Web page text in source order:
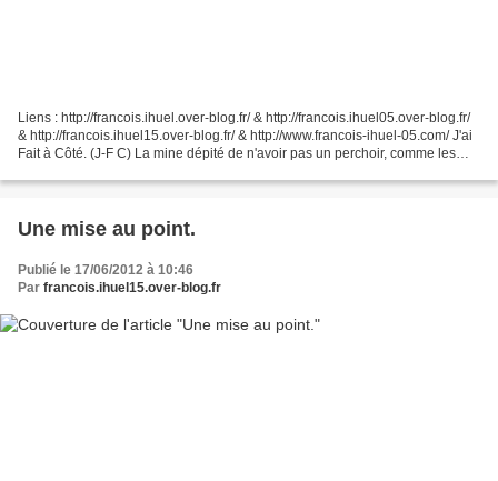
Liens : http://francois.ihuel.over-blog.fr/ & http://francois.ihuel05.over-blog.fr/
& http://francois.ihuel15.over-blog.fr/ & http://www.francois-ihuel-05.com/ J'ai
Fait à Côté. (J-F C) La mine dépité de n'avoir pas un perchoir, comme les
Une mise au point.
Publié le 17/06/2012 à 10:46
Par francois.ihuel15.over-blog.fr